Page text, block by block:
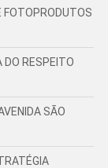
FOTOPRODUTOS
DO RESPEITO
SÃO